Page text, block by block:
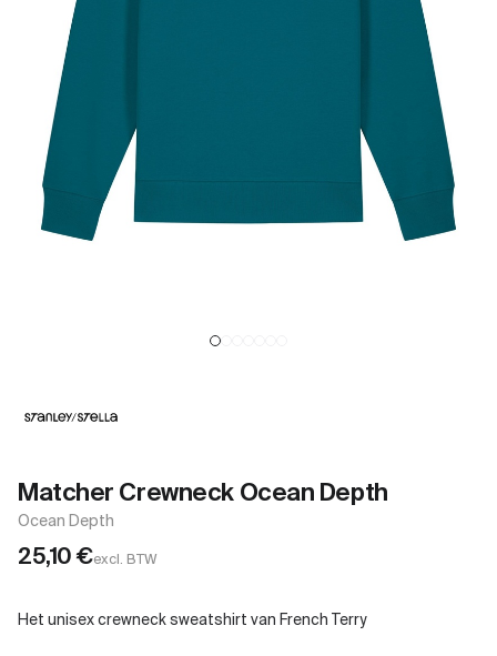
Matcher Crewneck Ocean Depth
Ocean Depth
25,10€excl. BTW